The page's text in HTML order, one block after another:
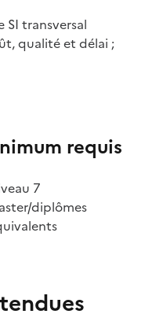
transversal
qualité et délai ;
requis
7
diplômes